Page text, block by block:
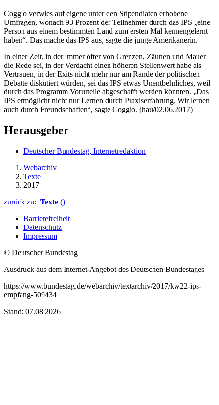
Coggio verwies auf eigene unter den Stipendiaten erhobene
Umfragen, wonach 93 Prozent der Teilnehmer durch das IPS „eine
Person aus einem bestimmten Land zum ersten Mal kennengelernt
haben“. Das mache das IPS aus, sagte die junge Amerikanerin.
In einer Zeit, in der immer öfter von Grenzen, Zäunen und Mauer
die Rede sei, in der Verdacht einen höheren Stellenwert habe als
Vertrauen, in derExits nicht mehr nur am Rande der politischen
Debatte diskutiert würden, sei das IPS etwas Unentbehrliches, weil
durch das Programm Vorurteile abgeschafft werden könnten. „Das
IPS ermöglicht nicht nur Lernen durch Praxiserfahrung. Wir lernen
auch durch Freundschaften“, sagte Coggio. (hau/02.06.2017)
Herausgeber
Deutscher Bundestag, Internetredaktion
Webarchiv
Texte
2017
zurück zu: Texte ()
Barrierefreiheit
Datenschutz
Impressum
© Deutscher Bundestag
Ausdruck aus dem Internet-Angebot des Deutschen Bundestages
https://www.bundestag.de/webarchiv/textarchiv/2017/kw22-ips-
empfang-509434
Stand: 07.08.2026